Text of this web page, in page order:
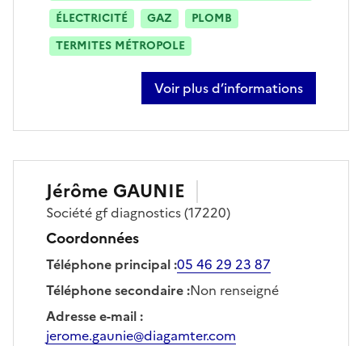
ÉLECTRICITÉ
GAZ
PLOMB
TERMITES MÉTROPOLE
Voir plus d’informations
sur guillaume fresnais
Jérôme GAUNIE
Société gf diagnostics(17220)
Coordonnées
Téléphone principal:05 46 29 23 87
Téléphone secondaire:Non renseigné
Adresse e-mail:
jerome.gaunie@diagamter.com